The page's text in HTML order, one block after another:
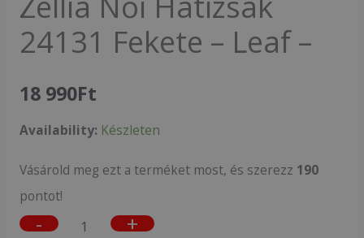
24131 Fekete – Leaf –
18 990Ft
Availability: Készleten
Vásárold meg ezt a terméket most, és szerezz 190
pontot!
- +